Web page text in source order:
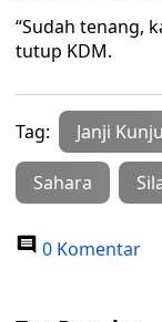
“Sudah tenang,
tutup KDM.
Tag: Janji
Sahara
0 Komentar